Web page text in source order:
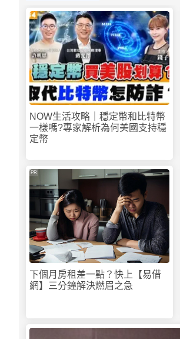
NOW生活攻略｜穩定幣和比特幣
一樣嗎?專家解析為何美國支持穩
定幣
下個月房租差一點？快上【易借
網】三分鐘解決燃眉之急
PR